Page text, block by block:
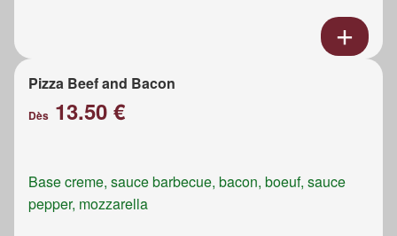
Pizza Beef and Bacon
Dès 13.50 €
Base creme, sauce barbecue, bacon, boeuf, sauce
pepper, mozzarella